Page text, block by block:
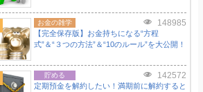
お金の雑学 148985
【完全保存版】お金持ちになる“方程
式”＆“３つの方法”＆“10のルール”を大公開！
貯める 142572
定期預金を解約したい！満期前に解約すると